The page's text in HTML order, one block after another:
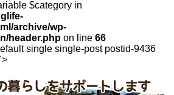
$category in
archive/wp-
header.php on line 66
single single-post postid-9436